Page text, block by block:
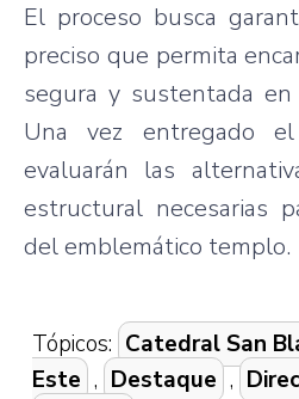
El proceso busca
preciso que permita
segura y sustentada en
Una vez entregado
evaluarán las
estructural necesarias
del emblemático templo.
Tópicos: Catedral San
Este , Destaque ,